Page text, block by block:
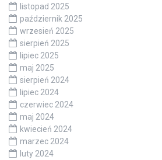
listopad 2025
październik 2025
wrzesień 2025
sierpień 2025
lipiec 2025
maj 2025
sierpień 2024
lipiec 2024
czerwiec 2024
maj 2024
kwiecień 2024
marzec 2024
luty 2024